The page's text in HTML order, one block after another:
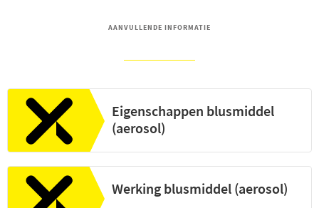
AANVULLENDE INFORMATIE
Eigenschappen blusmiddel
(aerosol)
Werking blusmiddel (aerosol)